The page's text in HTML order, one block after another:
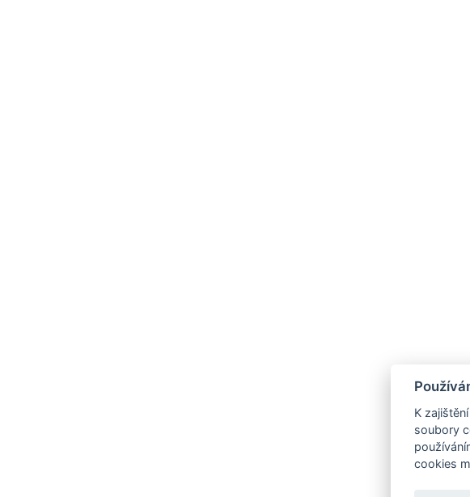
K
soubory
cookies